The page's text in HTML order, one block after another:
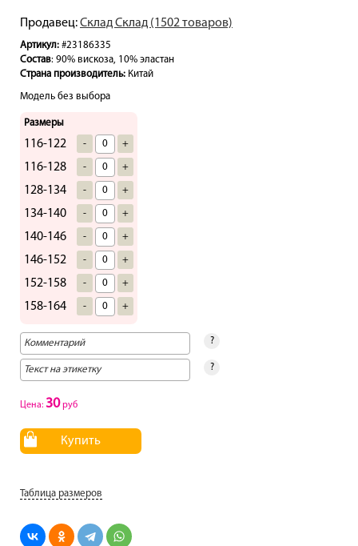
Продавец:Склад Склад (1502 товаров)
Артикул: #23186335
Состав: 90% вискоза, 10% эластан
Страна производитель: Китай
Модель без выбора
Размеры
116-122 - +
116-128 - +
128-134 - +
134-140 - +
140-146 - +
146-152 - +
152-158 - +
158-164 - +
?
?
Цена: 30руб
Купить
Таблица размеров